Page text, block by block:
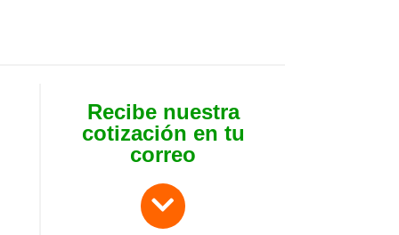
Recibe nuestra
cotización en tu
correo